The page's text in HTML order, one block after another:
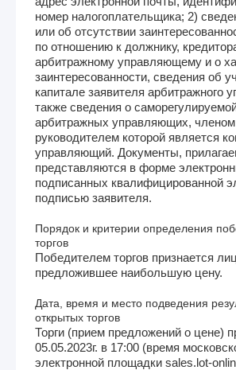
номер налогоплательщика; 2)
или об отсутствии
по отношению к должнику,
арбитражному управляющему и о
заинтересованности, сведения об
капитале заявителя арбитражного
также сведения о
арбитражных управляющих,
руководителем которой является
управляющий. Документы,
представляются в форме
подписанных квалифицированной
подписью заявителя.
Порядок и критерии определения
торгов
Победителем торгов признается
предложившее наибольшую цену.
Дата, время и место подведения
открытых торгов
Торги (прием предложений о цене)
05.05.2023г. в 17:00 (время
электронной площадки sales.lot-